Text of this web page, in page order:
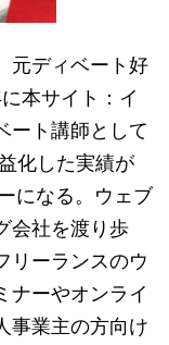
元ディベート好
本サイト：イ
ート講師として
化した実績が
になる。ウェブ
会社を渡り歩
リーランスのウ
ナーやオンライ
事業主の方向け